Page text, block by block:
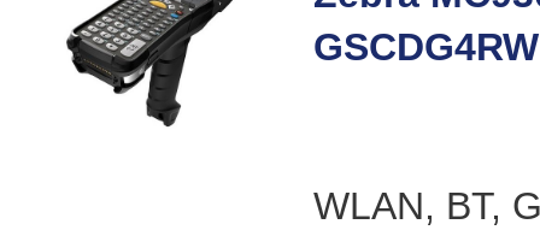
GSCDG4RW
WLAN, BT,